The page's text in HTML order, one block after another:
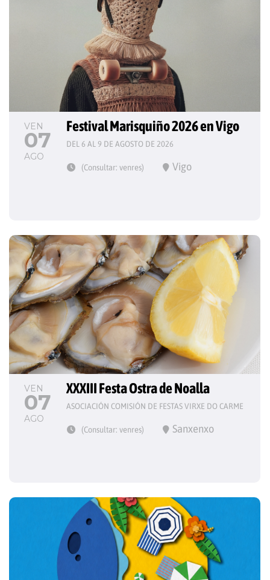
VEN
07
AGO
Festival Marisquiño 2026 en Vigo
DEL 6 AL 9 DE AGOSTO DE 2026
(Consultar: venres) Vigo
VEN
07
AGO
XXXIII Festa Ostra de Noalla
ASOCIACIÓN COMISIÓN DE FESTAS VIRXE DO CARME
(Consultar: venres) Sanxenxo